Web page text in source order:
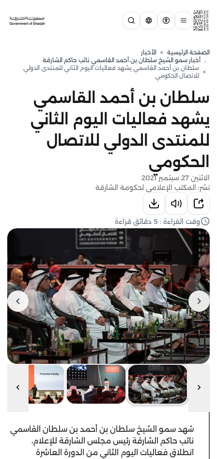
الصفحة الرئيسية > الأخبار
, ⁠أخبار سمو الشيخ سلطان بن أحمد القاسمي نائب حاكم الشارقة
>
سلطان بن أحمد القاسمي يشهد فعاليات اليوم الثاني للمنتدى الدولي
للاتصال الحكومي
سلطان بن أحمد القاسمي
يشهد فعاليات اليوم الثاني
للمنتدى الدولي للاتصال
الحكومي
الاثنين 27 سبتمبر 2021
نشر: المكتب الإعلامي لحكومة الشارقة
وقت القراءة : 5 دقائق قراءة
شهد سمو الشيخ سلطان بن أحمد بن سلطان القاسمي
نائب حاكم الشارقة رئيس مجلس الشارقة للإعلام،
انطلاق فعاليات اليوم الثاني من الدورة العاشرة